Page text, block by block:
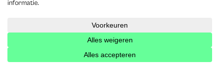
Law, tax &
finance